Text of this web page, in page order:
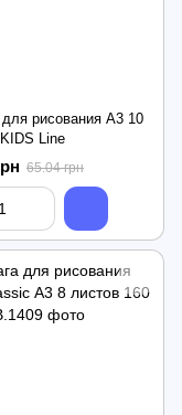
рисования А3 10
Line
65.04 грн